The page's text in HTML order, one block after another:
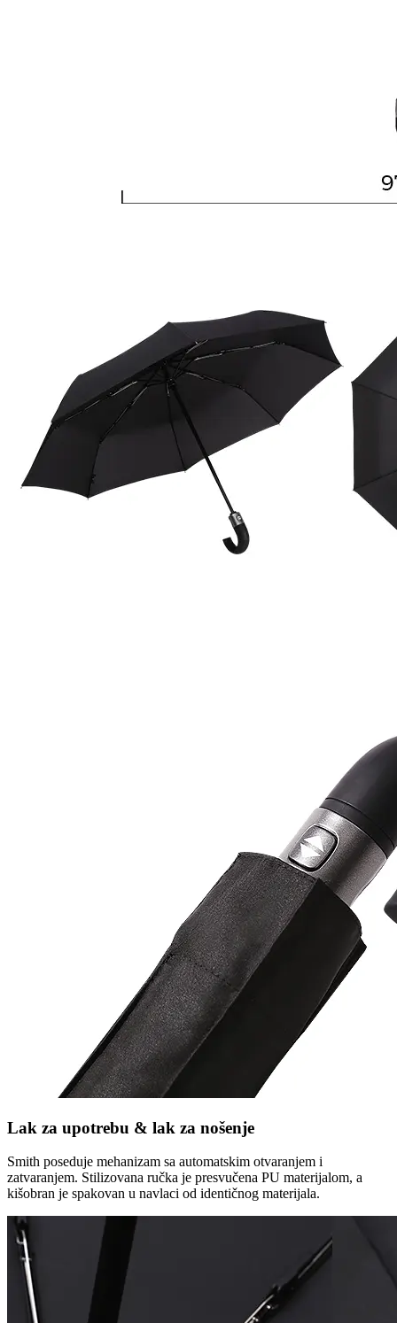
Lak za upotrebu & lak za nošenje
Smith poseduje mehanizam sa automatskim otvaranjem i
zatvaranjem. Stilizovana ručka je presvučena PU materijalom, a
kišobran je spakovan u navlaci od identičnog materijala.